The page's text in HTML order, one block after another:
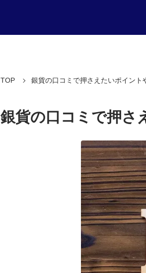
TOP 銀貨の口コミで押さえたいポイント
銀貨の口コミで押さ